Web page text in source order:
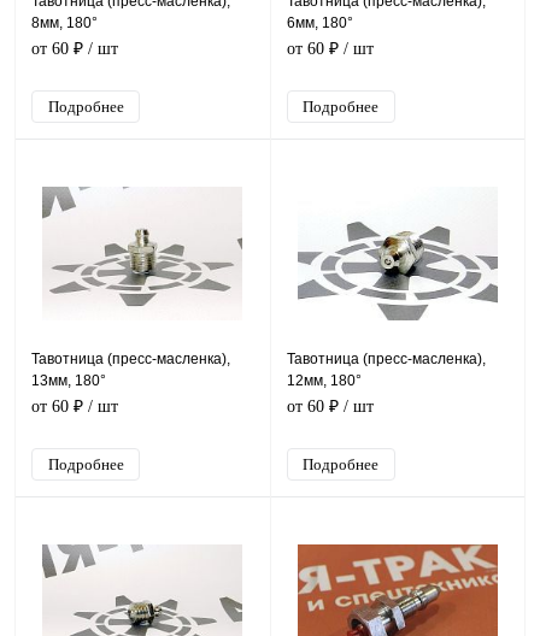
8мм, 180°
от 60 ₽ / шт
Подробнее
6мм, 180°
от 60 ₽/ шт
Подробнее
Тавотница (пресс-масленка),
13мм, 180°
от 60 ₽ / шт
Подробнее
Тавотница (пресс-масленка),
12мм, 180°
от 60 ₽/ шт
Подробнее